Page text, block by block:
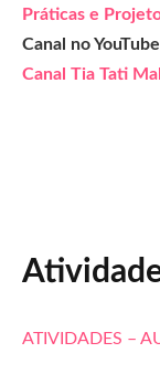
Práticas e
Canal no YouTube
Canal Tia Tati
ATIVIDADES –